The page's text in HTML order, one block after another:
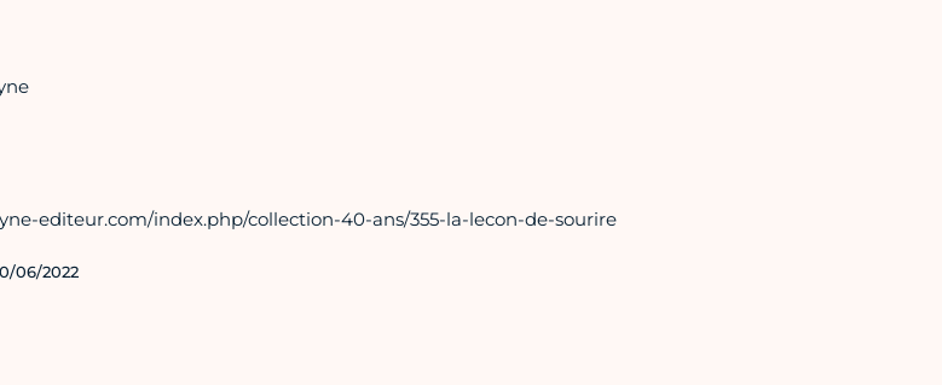
editeur.com/index.php/collection-40-ans/355-la-lecon-de-sourire
06/2022